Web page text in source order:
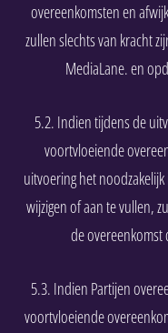
overeenkomsten en
zullen slechts van kracht
MediaLane. en
5.2. Indien tijdens de
voortvloeiende
uitvoering het
wijzigen of aan te vullen,
de overeenkomst
5.3. Indien Partijen
voortvloeiende